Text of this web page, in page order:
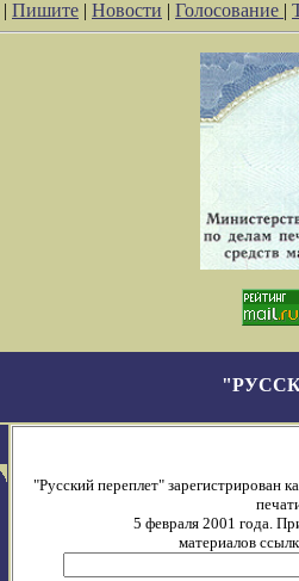
| Пишите | Новости | Голосование |
"Русский переплет" зарегистрирован
5 февраля 2001 года.
материалов